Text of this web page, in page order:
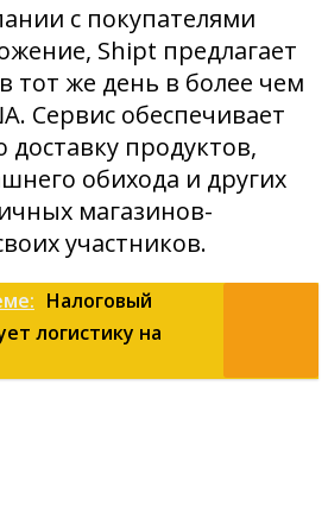
с покупателями
Shipt предлагает
тот же день в более чем
Сервис обеспечивает
продуктов,
обихода и других
магазинов-
участников.
Налоговый
логистику на